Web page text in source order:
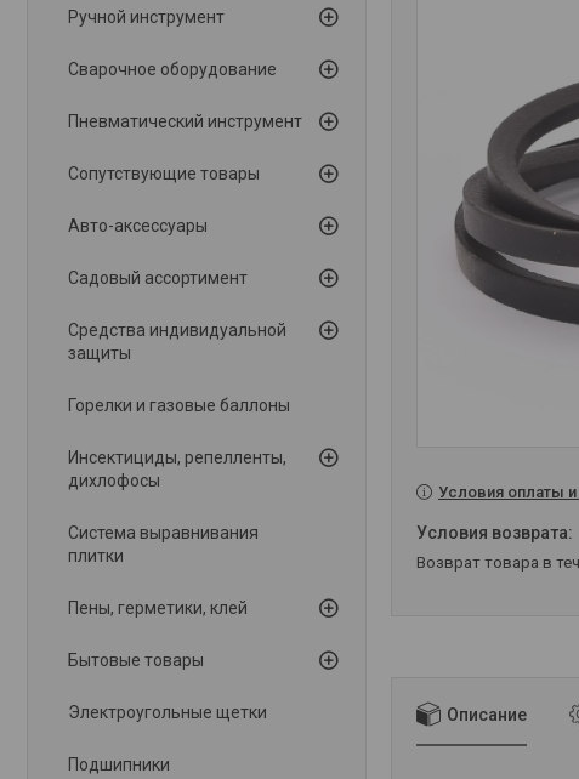
Условия оплаты
возврат товара в
Описание
Ручной инструмент
Сварочное оборудование
Пневматический инструмент
Сопутствующие товары
Авто-аксессуары
Садовый ассортимент
Средства индивидуальной
защиты
Горелки и газовые баллоны
Инсектициды, репелленты,
дихлофосы
Система выравнивания
плитки
Пены, герметики, клей
Бытовые товары
Электроугольные щетки
Подшипники